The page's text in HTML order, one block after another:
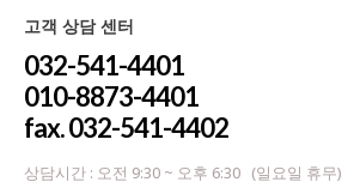
고객 상담 센터
032-541-4401
010-8873-4401
fax. 032-541-4402
상담시간 : 오전 9:30 ~ 오후 6:30 (일요일 휴무)